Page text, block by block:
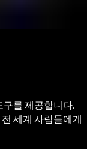
구를 제공합니다.
세계 사람들에게